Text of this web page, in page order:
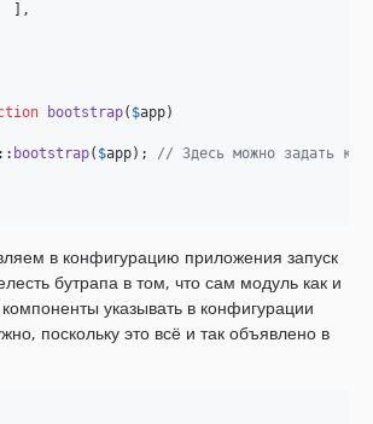
],
bootstrap( $app)
:: bootstrap( $app); // Здесь можно задать код
в конфигурацию приложения запуск
бутрапа в том, что сам модуль как и
указывать в конфигурации
поскольку это всё и так объявлено в